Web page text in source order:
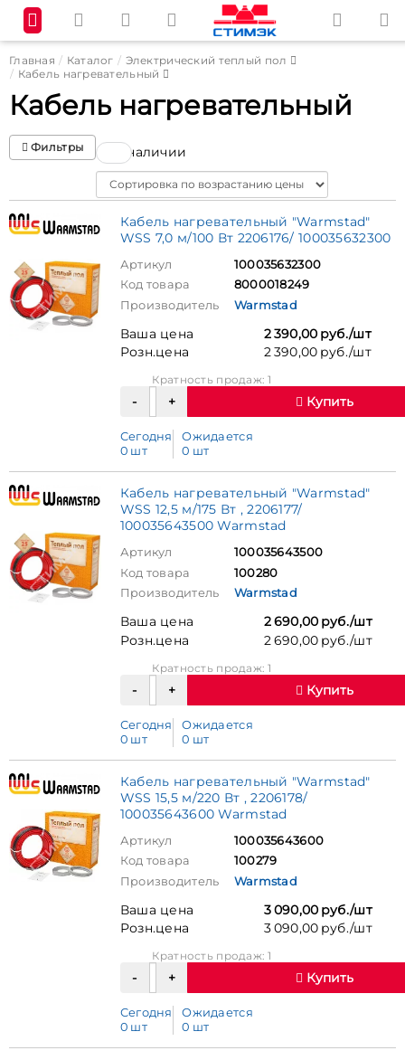
Главная Каталог
Электрический теплый пол
Кабель нагревательный
Кабель нагревательный
Фильтры В наличии
Sort
Кабель нагревательный "Warmstad"
WSS 7,0 м/100 Вт 2206176/ 100035632300
Артикул
100035632300
Код товара
8000018249
Производитель
Warmstad
Ваша цена
2 390,00 руб./шт
Розн.цена
2 390,00 руб./шт
Кратность продаж: 1
Купить
Сегодня
0 шт
Ожидается
0 шт
Кабель нагревательный "Warmstad"
WSS 12,5 м/175 Вт , 2206177/
100035643500 Warmstad
Артикул
100035643500
Код товара
100280
Производитель
Warmstad
Ваша цена
2 690,00 руб./шт
Розн.цена
2 690,00 руб./шт
Кратность продаж: 1
Купить
Сегодня
0 шт
Ожидается
0 шт
Кабель нагревательный "Warmstad"
WSS 15,5 м/220 Вт , 2206178/
100035643600 Warmstad
Артикул
100035643600
Код товара
100279
Производитель
Warmstad
Ваша цена
3 090,00 руб./шт
Розн.цена
3 090,00 руб./шт
Кратность продаж: 1
Купить
Сегодня
0 шт
Ожидается
0 шт